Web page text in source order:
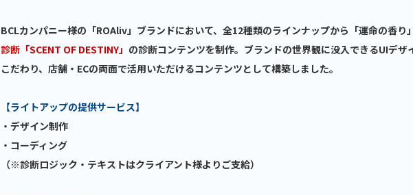
BCLカンパニー様の「ROAliv」ブランドにおいて、全12種類のラインナップから「運命の香り
診断「SCENT OF DESTINY」 の診断コンテンツを制作。ブランドの世界観に没入できるUIデザ
こだわり、店舗・ECの両面で活用いただけるコンテンツとして構築しました。
【ライトアップの提供サービス】
・デザイン制作
・コーディング
（※診断ロジック・テキストはクライアント様よりご支給）